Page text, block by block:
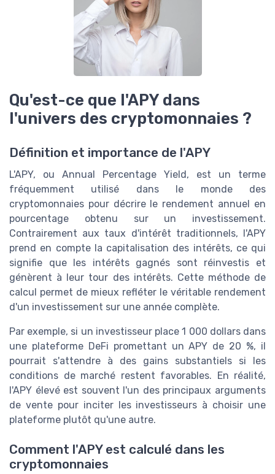
Qu'est-ce que l'APY dans
l'univers des cryptomonnaies ?
Définition et importance de l'APY
L'APY, ou Annual Percentage Yield, est un terme
fréquemment utilisé dans le monde des
cryptomonnaies pour décrire le rendement annuel en
pourcentage obtenu sur un investissement.
Contrairement aux taux d'intérêt traditionnels, l'APY
prend en compte la capitalisation des intérêts, ce qui
signifie que les intérêts gagnés sont réinvestis et
génèrent à leur tour des intérêts. Cette méthode de
calcul permet de mieux refléter le véritable rendement
d'un investissement sur une année complète.
Par exemple, si un investisseur place 1 000 dollars dans
une plateforme DeFi promettant un APY de 20 %, il
pourrait s'attendre à des gains substantiels si les
conditions de marché restent favorables. En réalité,
l'APY élevé est souvent l'un des principaux arguments
de vente pour inciter les investisseurs à choisir une
plateforme plutôt qu'une autre.
Comment l'APY est calculé dans les
cryptomonnaies